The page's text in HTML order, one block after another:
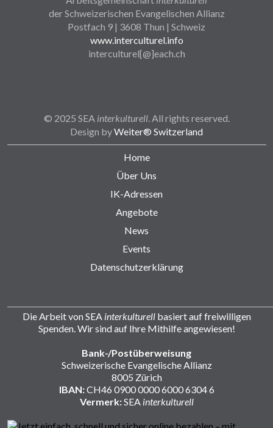
der Schweizerischen Evangelischen Allianz
Postfach 9 | 3608 Thun | Schweiz
www.interculturel.info
interculturel[@]each.ch
© 2025 SEA interkulturell. All rights reserved.
Design byWeiter® Switzerland
Home
Über Uns
IK-Adressen
Angebote
News
Events
Datenschutzerklärung
Die Arbeit von SEA interkulturellbasiert auf freiwilligen
Spenden. Wir sind auf Ihre Mithilfe angewiesen!
Bank-/Postüberweisung
Schweizerische Evangelische Allianz
8005 Zürich
IBAN:CH46 0900 0000 6000 6304 6
Vermerk:SEA interkulturell